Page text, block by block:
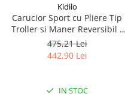
Kidilo
Carucior Sport cu Pliere Tip
Troller si Maner Reversibil -
Bej
475,21 Lei
442,90 Lei
IN STOC